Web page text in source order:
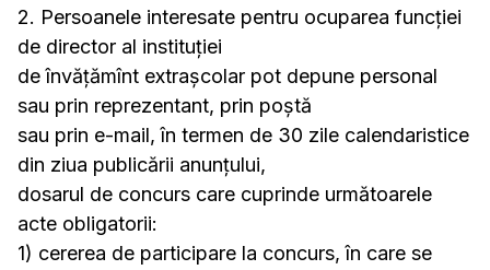
2. Persoanele interesate pentru ocuparea funcţiei
de director al instituţiei
de învăţămînt extrașcolar pot depune personal
sau prin reprezentant, prin poştă
sau prin e-mail, în termen de 30 zile calendaristice
din ziua publicării anunţului,
dosarul de concurs care cuprinde următoarele
acte obligatorii:
1) cererea de participare la concurs, în care se